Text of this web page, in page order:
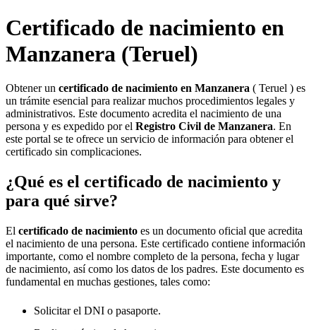
Certificado de nacimiento en
Manzanera (Teruel)
Obtener un certificado de nacimiento en Manzanera ( Teruel ) es
un trámite esencial para realizar muchos procedimientos legales y
administrativos. Este documento acredita el nacimiento de una
persona y es expedido por el Registro Civil de Manzanera. En
este portal se te ofrece un servicio de información para obtener el
certificado sin complicaciones.
¿Qué es el certificado de nacimiento y
para qué sirve?
El certificado de nacimiento es un documento oficial que acredita
el nacimiento de una persona. Este certificado contiene información
importante, como el nombre completo de la persona, fecha y lugar
de nacimiento, así como los datos de los padres. Este documento es
fundamental en muchas gestiones, tales como:
Solicitar el DNI o pasaporte.